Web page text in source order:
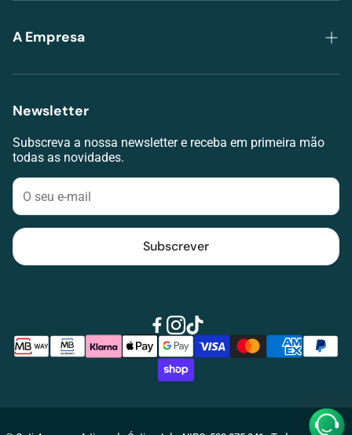
Trocas e Devoluções
RAL
Livro de Reclamações
Klarna
A Empresa
Grupo Lojas da Visão
Lojas
Contacte-nos
Blog
Newsletter
Subscreva a nossa newsletter e receba em primeira mão
todas as novidades.
Subscrever